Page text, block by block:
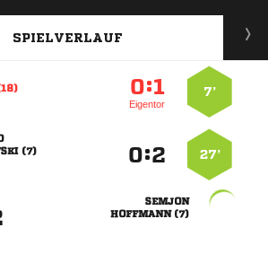
SPIELVERLAUF
7’
:
Eigentor
27’
:


 